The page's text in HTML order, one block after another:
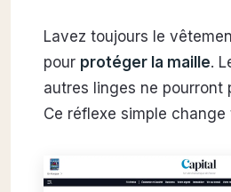
Lavez toujours le
pour protéger la maille.
autres linges ne pourront
Ce réflexe simple change